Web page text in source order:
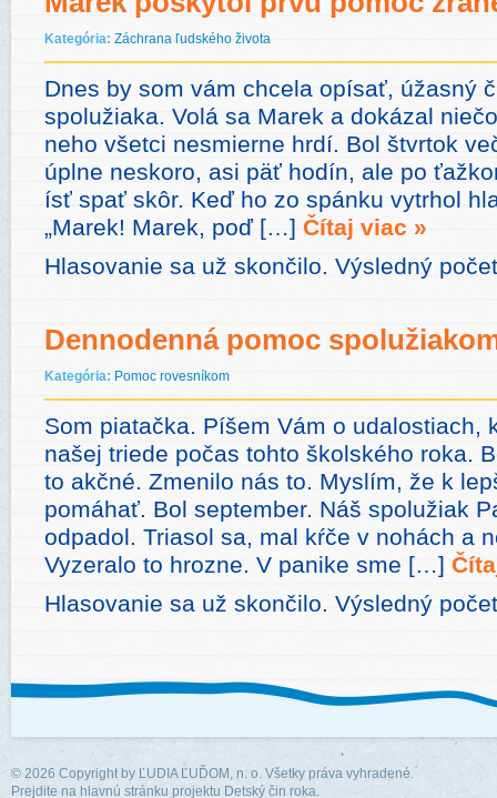
Kategória: Záchrana ľudského života
Dnes by som vám chcela opísať, úžasný
spolužiaka. Volá sa Marek a dokázal
neho všetci nesmierne hrdí. Bol štvrtok
úplne neskoro, asi päť hodín, ale po
ísť spať skôr. Keď ho zo spánku vytrhol
„Marek! Marek, poď […] Čítaj viac »
Hlasovanie sa už skončilo. Výsledný
Dennodenná pomoc
Kategória: Pomoc rovesníkom
Som piatačka. Píšem Vám o udalostiach,
našej triede počas tohto školského roka.
to akčné. Zmenilo nás to. Myslím, že k
pomáhať. Bol september. Náš spolužiak
odpadol. Triasol sa, mal kŕče v nohách a
Vyzeralo to hrozne. V panike sme […]
Hlasovanie sa už skončilo. Výsledný
© 2026 Copyright by ĽUDIA ĽUĎOM, n. o. Všetky práva vyhradené.
Prejdite na hlavnú stránku projektu Detský čin roka.